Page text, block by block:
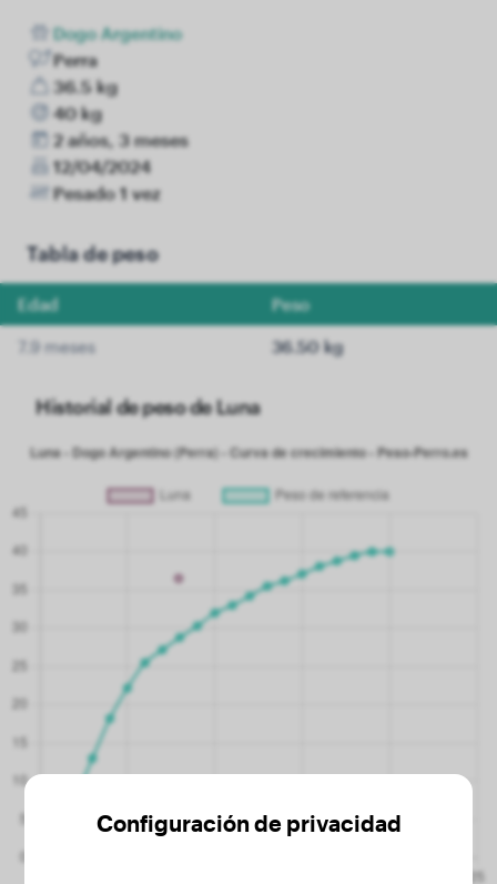
Dogo Argentino
Perra
36.5 kg
40 kg
2 años, 3 meses
12/04/2024
Pesado 1 vez
Tabla de peso
Edad Peso
7.9 meses 36.50 kg
Historial de peso de Luna
Configuración de privacidad